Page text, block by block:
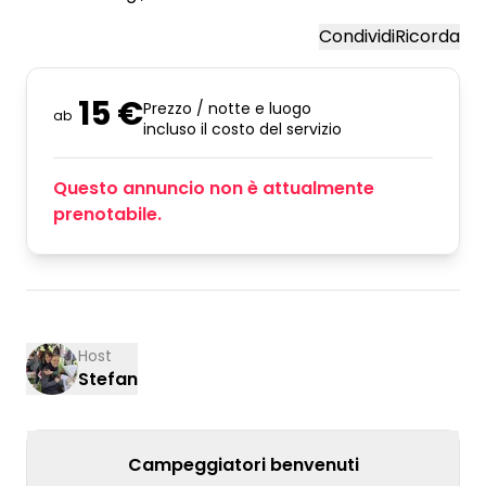
CondividiRicorda
ab 15 €Prezzo / notte e luogo
incluso il costo del servizio
Questo annuncio non è attualmente
prenotabile.
Host
Stefan
Campeggiatori benvenuti